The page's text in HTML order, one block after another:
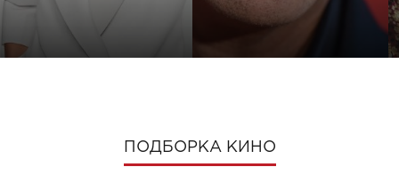
ПОДБОРКА КИНО